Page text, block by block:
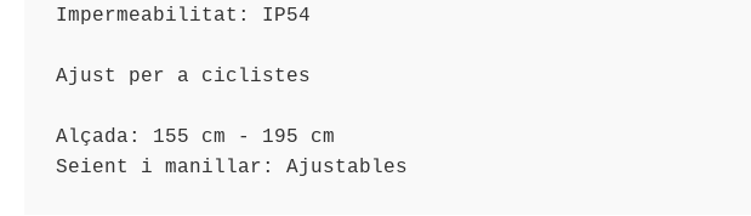
Impermeabilitat: IP54
Ajust per a ciclistes
Alçada: 155 cm - 195 cm
Seient i manillar: Ajustables